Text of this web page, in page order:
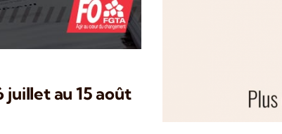
juillet au 15 août